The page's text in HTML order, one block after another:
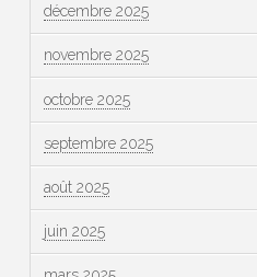
décembre 2025
novembre 2025
octobre 2025
septembre 2025
août 2025
juin 2025